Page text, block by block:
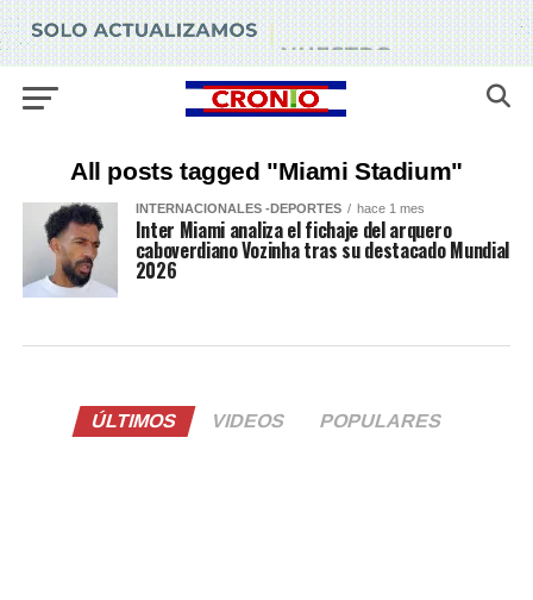
All posts tagged "Miami Stadium"
INTERNACIONALES -DEPORTES hace 1 mes
Inter Miami analiza el fichaje del arquero
caboverdiano Vozinha tras su destacado Mundial
2026
ÚLTIMOS VIDEOS POPULARES